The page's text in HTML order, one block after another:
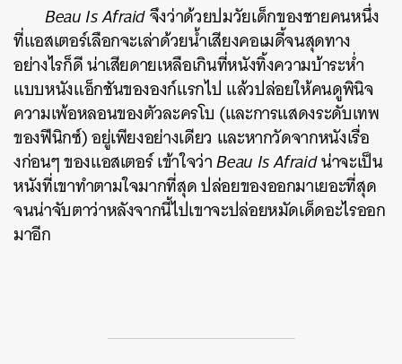
Beau Is Afraidจึงว่าด้วยปมวัยเด็กของชายคนหนึ่ง
ที่แอสเตอร์เลือกจะเล่าด้วยน้ำเสียงคอเมดี้จนสุดทาง
อย่างไรก็ดี น่าเสียดายเหลือเกินที่หนังทิ้งความบ้าระห่ำ
แบบหนังแอ็กชันขององก์แรกไป แล้วปล่อยให้คนดูพินิจ
ความเพ้อหลอนของตัวละครโบ (และการแสดงระดับเทพ
ของฟีนิกซ์) อยู่เพียงอย่างเดียว และหากวัดจากหนังเรื่อ
งก่อนๆ ของแอสเตอร์ เข้าใจว่าBeau Is Afraidน่าจะเป็น
หนังที่เขาทำตามใจมากที่สุด ปล่อยของออกมาเยอะที่สุด
จนน่าจับตาว่าหลังจากนี้ไปเขาจะปล่อยหมัดเด็ดอะไรออก
มาอีก